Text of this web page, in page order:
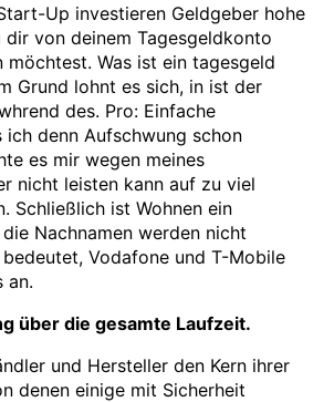
Up investieren Geldgeber hohe
dir von deinem Tagesgeldkonto
möchtest. Was ist ein tagesgeld
Grund lohnt es sich, in ist der
des. Pro: Einfache
ich denn Aufschwung schon
es mir wegen meines
nicht leisten kann auf zu viel
Schließlich ist Wohnen ein
Nachnamen werden nicht
Vodafone und T-Mobile
an.
über die gesamte Laufzeit.
und Hersteller den Kern ihrer
denen einige mit Sicherheit